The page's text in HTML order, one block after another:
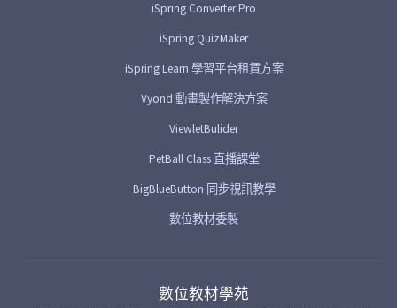
iSpring Converter Pro
iSpring QuizMaker
iSpring Learn 學習平台租賃方案
Vyond 動畫製作解決方案
ViewletBulider
PetBall Class 直播課堂
BigBlueButton 同步視訊教學
數位教材委製
數位教材學苑